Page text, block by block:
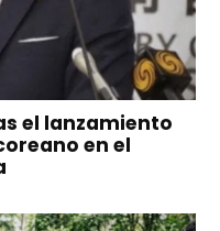
el lanzamiento
en el